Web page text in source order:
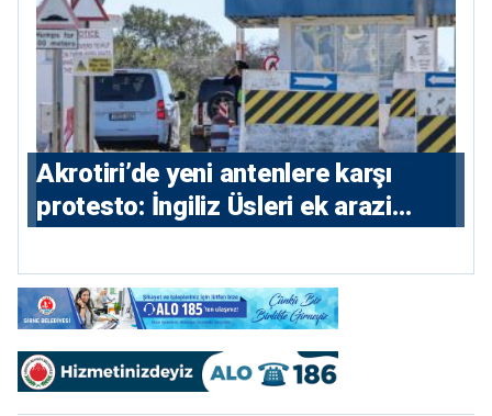
⁠Akrotiri’de yeni antenlere karşı
protesto: İngiliz Üsleri ek arazi